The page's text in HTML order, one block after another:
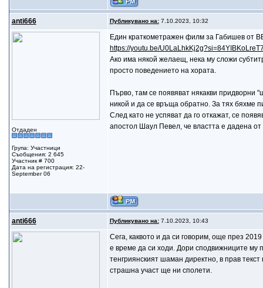
anti666 Публикувано на:7.10.2023, 10:32
Отдаден
Група: Участници
Съобщения: 2 645
Участник # 700
Дата на регистрация: 22-
September 06
Един краткометражен филм за Габишев от
https://youtu.be/
Ако има някой желаещ, нека му сложи
просто поведението на хората.
Първо, там се появяват някакви придворни
никой и да се връща обратно. За тях бяхме
След като не успяват да го откажат, се
апостол Шаул Певел, че властта е дадена
anti666 Публикувано на:7.10.2023, 10:43
Сега, каквото и да си говорим, още през
е време да си ходи. Дори сподвижниците му
тенгриянският шаман директно, в прав
страшна участ ще ни сполети.